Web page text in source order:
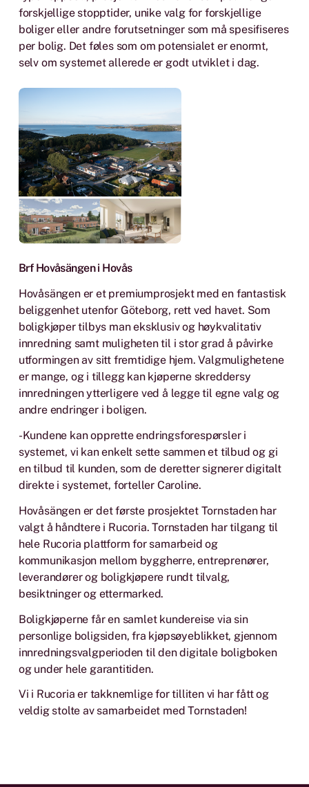
forskjellige stopptider, unike valg for forskjellige
boliger eller andre forutsetninger som må spesifiseres
per bolig. Det føles som om potensialet er enormt,
selv om systemet allerede er godt utviklet i dag.
Brf Hovåsängen i Hovås
Hovåsängen er et premiumprosjekt med en fantastisk
beliggenhet utenfor Göteborg, rett ved havet. Som
boligkjøper tilbys man eksklusiv og høykvalitativ
innredning samt muligheten til i stor grad å påvirke
utformingen av sitt fremtidige hjem. Valgmulighetene
er mange, og i tillegg kan kjøperne skreddersy
innredningen ytterligere ved å legge til egne valg og
andre endringer i boligen.
-Kundene kan opprette endringsforespørsler i
systemet, vi kan enkelt sette sammen et tilbud og gi
en tilbud til kunden, som de deretter signerer digitalt
direkte i systemet, forteller Caroline.
Hovåsängen er det første prosjektet Tornstaden har
valgt å håndtere i Rucoria. Tornstaden har tilgang til
hele Rucoria plattform for samarbeid og
kommunikasjon mellom byggherre, entreprenører,
leverandører og boligkjøpere rundt tilvalg,
besiktninger og ettermarked.
Boligkjøperne får en samlet kundereise via sin
personlige boligsiden, fra kjøpsøyeblikket, gjennom
innredningsvalgperioden til den digitale boligboken
og under hele garantitiden.
Vi i Rucoria er takknemlige for tilliten vi har fått og
veldig stolte av samarbeidet med Tornstaden!